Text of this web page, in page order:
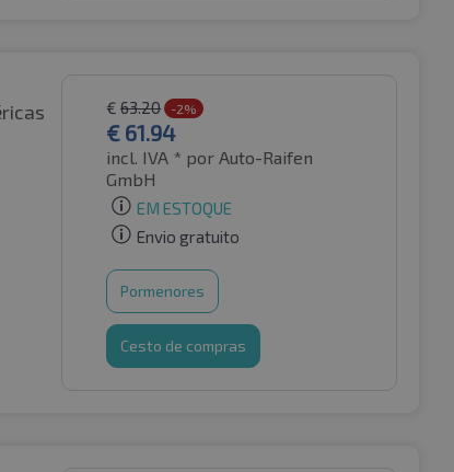
€ 63.20 -2%
€ 61.94
incl. IVA * por Auto-Raifen
GmbH
EM ESTOQUE
Envio gratuito
Pormenores
Cesto de compras